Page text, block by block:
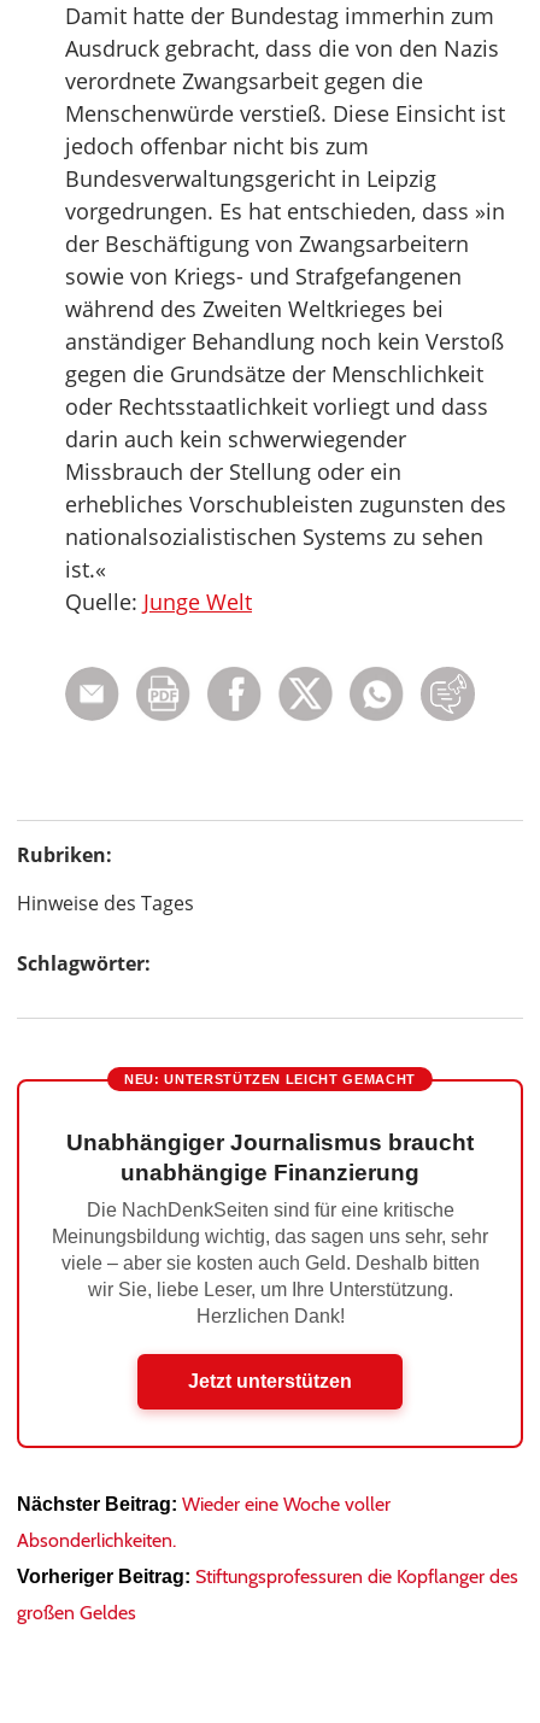
Damit hatte der Bundestag immerhin zum
Ausdruck gebracht, dass die von den Nazis
verordnete Zwangsarbeit gegen die
Menschenwürde verstieß. Diese Einsicht ist
jedoch offenbar nicht bis zum
Bundesverwaltungsgericht in Leipzig
vorgedrungen. Es hat entschieden, dass »in
der Beschäftigung von Zwangsarbeitern
sowie von Kriegs- und Strafgefangenen
während des Zweiten Weltkrieges bei
anständiger Behandlung noch kein Verstoß
gegen die Grundsätze der Menschlichkeit
oder Rechtsstaatlichkeit vorliegt und dass
darin auch kein schwerwiegender
Missbrauch der Stellung oder ein
erhebliches Vorschubleisten zugunsten des
nationalsozialistischen Systems zu sehen
ist.«
Quelle: Junge Welt
Rubriken:
Hinweise des Tages
Schlagwörter:
NEU: UNTERSTÜTZEN LEICHT GEMACHT
Unabhängiger Journalismus braucht
unabhängige Finanzierung
Die NachDenkSeiten sind für eine kritische
Meinungsbildung wichtig, das sagen uns sehr, sehr
viele – aber sie kosten auch Geld. Deshalb bitten
wir Sie, liebe Leser, um Ihre Unterstützung.
Herzlichen Dank!
Jetzt unterstützen
Nächster Beitrag: Wieder eine Woche voller
Absonderlichkeiten.
Vorheriger Beitrag: Stiftungsprofessuren die Kopflanger des
großen Geldes